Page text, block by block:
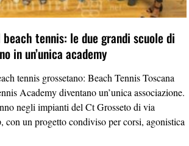
tennis: le due grandi scuole di
in un’unica academy
tennis grossetano: Beach Tennis Toscana
Academy diventano un’unica associazione.
negli impianti del Ct Grosseto di via
con un progetto condiviso per corsi, agonistica